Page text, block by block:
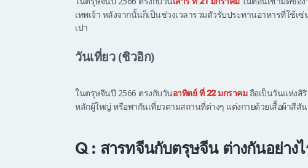
เทพเจ้า หลังจากนั้นก็เป็นช่วงเวลารวมตัวรับประทานอาหารที่ใช้เ
เปา
วันเที่ยว (ชิวอิก)
ในตรุษจีนปี 2566 ตรงกับวันอาทิตย์ ที่ 22 มกราคมถือเป็นวันแห่งสิ
หลักผู้ใหญ่ หรือพากันเที่ยวตามสถานที่ต่างๆ แต่งกายด้วยเสื้อผ้าสี
Q : สารทจีนกับตรุษจีน ต่างกันอย่าง